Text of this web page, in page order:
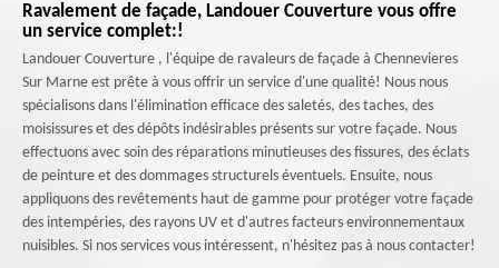
Ravalement de façade, Landouer Couverture vous offre
un service complet:!
Landouer Couverture , l'équipe de ravaleurs de façade à Chennevieres
Sur Marne est prête à vous offrir un service d'une qualité! Nous nous
spécialisons dans l'élimination efficace des saletés, des taches, des
moisissures et des dépôts indésirables présents sur votre façade. Nous
effectuons avec soin des réparations minutieuses des fissures, des éclats
de peinture et des dommages structurels éventuels. Ensuite, nous
appliquons des revêtements haut de gamme pour protéger votre façade
des intempéries, des rayons UV et d'autres facteurs environnementaux
nuisibles. Si nos services vous intéressent, n'hésitez pas à nous contacter!